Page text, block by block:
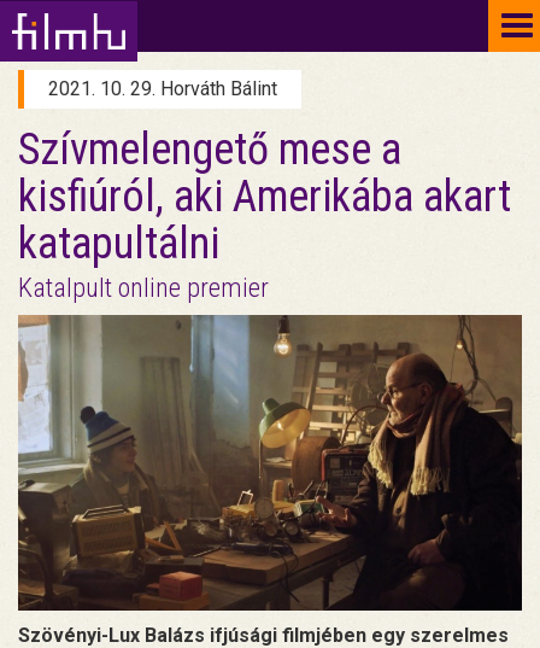
2021. 10. 29. Horváth Bálint
Szívmelengető mese a
kisfiúról, aki Amerikába akart
katapultálni
Katalpult online premier
Szövényi-Lux Balázs ifjúsági filmjében egy szerelmes